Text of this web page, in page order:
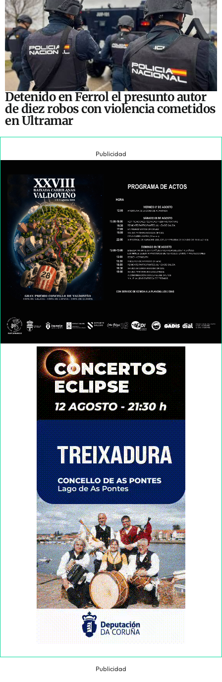
Detenido en Ferrol el presunto autor
de diez robos con violencia cometidos
en Ultramar
Publicidad
Publicidad